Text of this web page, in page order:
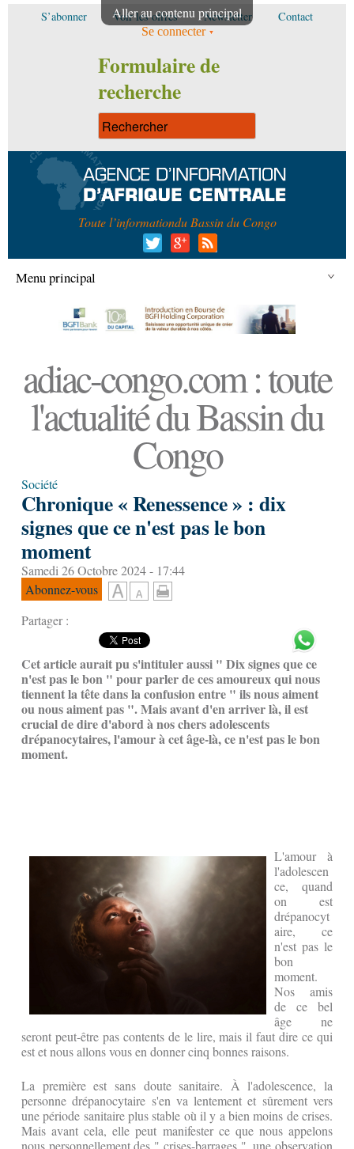
Aller au contenu principal
S’abonner Voir les offres Newsletter Contact
Se connecter
Formulaire de
recherche
Toute l’informationdu Bassin du Congo
Menu principal
adiac-congo.com : toute
l'actualité du Bassin du
Congo
Société
Chronique « Renessence » : dix
signes que ce n'est pas le bon
moment
Samedi 26 Octobre 2024 - 17:44
Abonnez-vous
Partager :
Cet article aurait pu s'intituler aussi " Dix signes que ce
n'est pas le bon " pour parler de ces amoureux qui nous
tiennent la tête dans la confusion entre " ils nous aiment
ou nous aiment pas ". Mais avant d'en arriver là, il est
crucial de dire d'abord à nos chers adolescents
drépanocytaires, l'amour à cet âge-là, ce n'est pas le bon
moment.
L'amour à
l'adolescen
ce, quand
on est
drépanocyt
aire, ce
n'est pas le
bon
moment.
Nos amis
de ce bel
âge ne
seront peut-être pas contents de le lire, mais il faut dire ce qui
est et nous allons vous en donner cinq bonnes raisons.
La première est sans doute sanitaire. À l'adolescence, la
personne drépanocytaire s'en va lentement et sûrement vers
une période sanitaire plus stable où il y a bien moins de crises.
Mais avant cela, elle peut manifester ce que nous appelons
nous personnellement des " crises-barrages ", une observation